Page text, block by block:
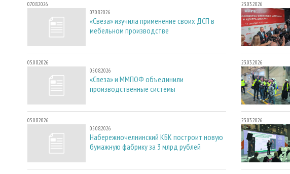
07.08.2026
07.08.2026
«Свеза» изучила применение своих ДСП в
мебельном производстве
05.08.2026
05.08.2026
«Свеза» и ММПОФ объединили
производственные системы
05.08.2026
05.08.2026
Набережночелнинский КБК построит новую
бумажную фабрику за 3 млрд рублей
23.03.2026
23.03.2026
23.03.2026